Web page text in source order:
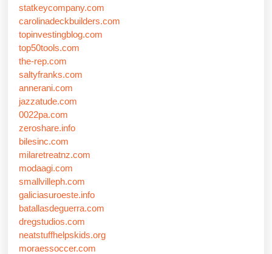
statkeycompany.com
carolinadeckbuilders.com
topinvestingblog.com
top50tools.com
the-rep.com
saltyfranks.com
annerani.com
jazzatude.com
0022pa.com
zeroshare.info
bilesinc.com
milaretreatnz.com
modaagi.com
smallvilleph.com
galiciasuroeste.info
batallasdeguerra.com
dregstudios.com
neatstuffhelpskids.org
moraessoccer.com